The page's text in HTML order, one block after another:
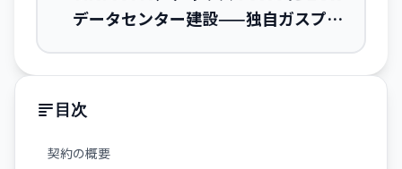
データセンター建設——独自ガスプラ
目次
契約の概要